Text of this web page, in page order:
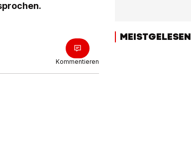
Kommentieren
MEISTGELESEN